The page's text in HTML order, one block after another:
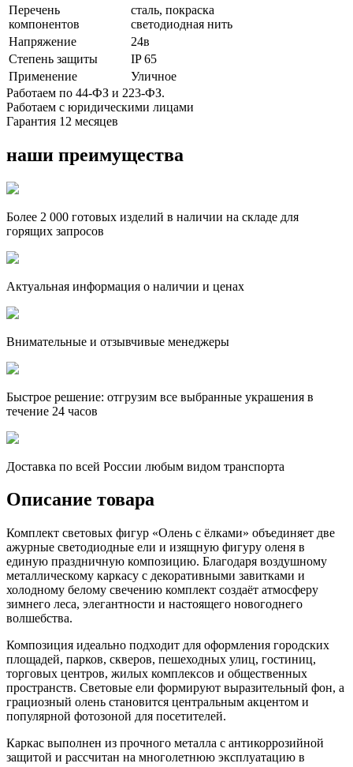
Перечень
компонентов
сталь, покраска
светодиодная нить
Напряжение
24в
Степень защиты
IP 65
Применение
Уличное
Работаем по 44-ФЗ и 223-ФЗ.
Работаем с юридическими лицами
Гарантия 12 месяцев
наши преимущества
Более 2 000 готовых изделий в наличии на складе для
горящих запросов
Актуальная информация о наличии и ценах
Внимательные и отзывчивые менеджеры
Быстрое решение: отгрузим все выбранные украшения в
течение 24 часов
Доставка по всей России любым видом транспорта
Описание товара
Комплект световых фигур «Олень с ёлками» объединяет две
ажурные светодиодные ели и изящную фигуру оленя в
единую праздничную композицию. Благодаря воздушному
металлическому каркасу с декоративными завитками и
холодному белому свечению комплект создаёт атмосферу
зимнего леса, элегантности и настоящего новогоднего
волшебства.
Композиция идеально подходит для оформления городских
площадей, парков, скверов, пешеходных улиц, гостиниц,
торговых центров, жилых комплексов и общественных
пространств. Световые ели формируют выразительный фон, а
грациозный олень становится центральным акцентом и
популярной фотозоной для посетителей.
Каркас выполнен из прочного металла с антикоррозийной
защитой и рассчитан на многолетнюю эксплуатацию в